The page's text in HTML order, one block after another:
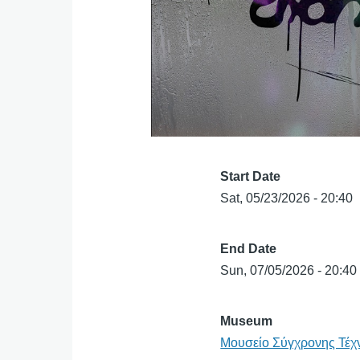
Start Date
Sat, 05/23/2026 - 20:40
End Date
Sun, 07/05/2026 - 20:40
Museum
Μουσείο Σύγχρονης